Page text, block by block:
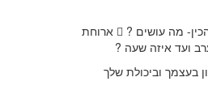
ירקות - למי שאין זמן להכין- מה עושים ?  ארוחת
ועד איזה שעה ?
בעצמך וביכולת שלך